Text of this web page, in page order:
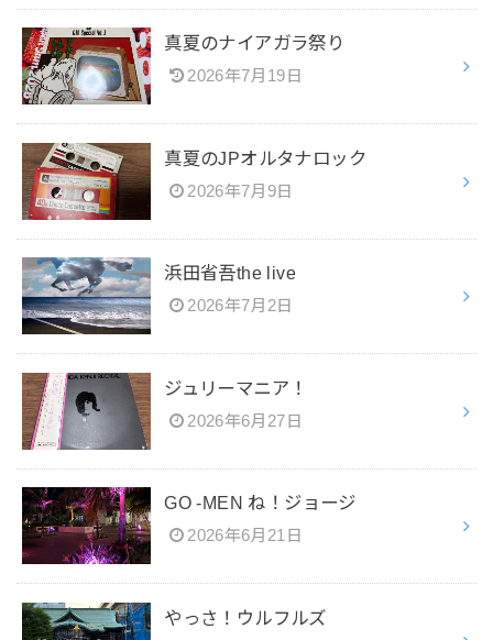
真夏のナイアガラ祭り
2026年7月19日
真夏のJPオルタナロック
2026年7月9日
浜田省吾the live
2026年7月2日
ジュリーマニア！
2026年6月27日
GO -MEN ね！ジョージ
2026年6月21日
やっさ！ウルフルズ